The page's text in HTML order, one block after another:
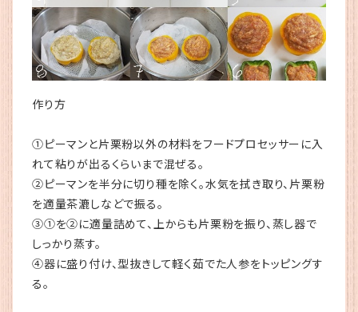
作り方
①ピーマンと片栗粉以外の材料をフードプロセッサーに入
れて粘りが出るくらいまで混ぜる。
②ピーマンを半分に切り種を除く。水気を拭き取り、片栗粉
を適量茶漉しなどで振る。
③①を②に適量詰めて、上からも片栗粉を振り、蒸し器で
しっかり蒸す。
④器に盛り付け、型抜きして軽く茹でた人参をトッピングす
る。